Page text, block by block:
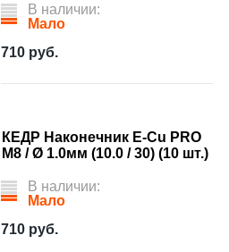
В наличии:
Мало
710 руб.
КЕДР Наконечник E-Cu PRO
М8 / Ø 1.0мм (10.0 / 30) (10 шт.)
В наличии:
Мало
710 руб.